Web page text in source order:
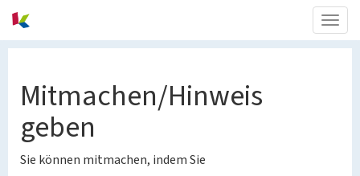
Mitmachen/Hinweis
geben
Sie können mitmachen, indem Sie